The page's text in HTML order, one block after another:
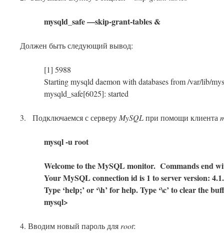
mysqld_safe —skip-grant-tables &
Должен быть следующий вывод:
[1] 5988
Starting mysqld daemon with databases from /var/lib/
mysqld_safe[6025]: started
3. Подключаемся с серверу MySQLпри помощи клиента
mysql -u root
Welcome to the MySQL monitor. Commands end
Your MySQL connection id is 1 to server version:
Type ‘help;’ or ‘\h’ for help. Type ‘\c’ to clear the
mysql>
4. Вводим новый пароль для root: